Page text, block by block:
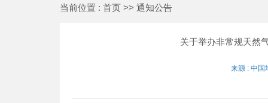
当前位置 : 首页 >> 通知公告
关于举办非常规天然
来源 : 中